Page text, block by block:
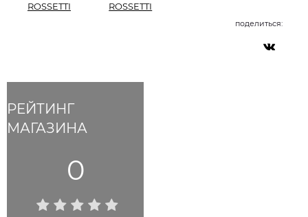
РЕЙТИНГ
МАГАЗИНА
0
ROSSETTI
ROSSETTI
поделиться: